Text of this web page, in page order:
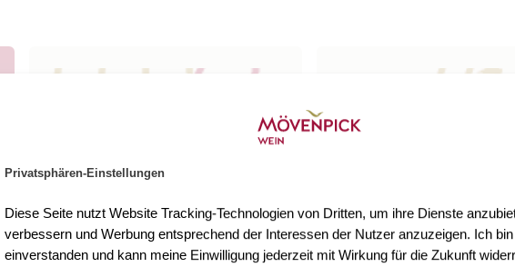
Privatsphären-Einstellungen
Diese Seite nutzt Website Tracking-Technologien von Dritten, um ihre Dienste
verbessern und Werbung entsprechend der Interessen der Nutzer anzuzeigen. Ich
einverstanden und kann meine Einwilligung jederzeit mit Wirkung für die Zukunft
aus aller Welt.